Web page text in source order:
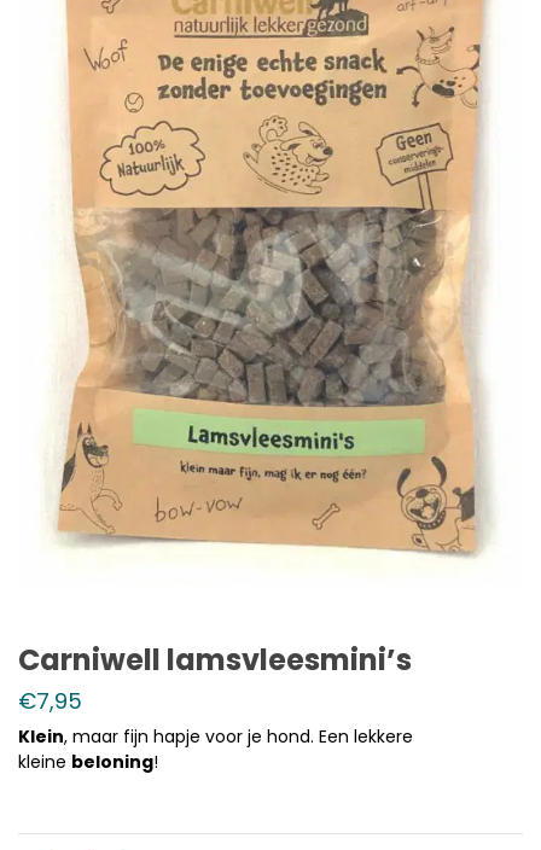
Carniwell lamsvleesmini’s
€7,95
Klein, maar fijn hapje voor je hond. Een lekkere
kleine beloning!